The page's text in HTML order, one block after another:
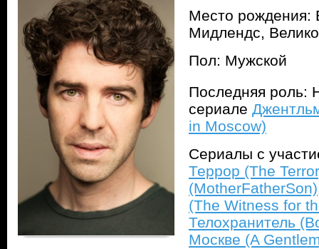
Место рождения:
Мидлендс,
Пол: Мужской
Последняя роль:
сериале
in Moscow)
Сериалы с
Террор (The
(MotherFatherSon)
(The Witness for
Телохранитель
Москве (A